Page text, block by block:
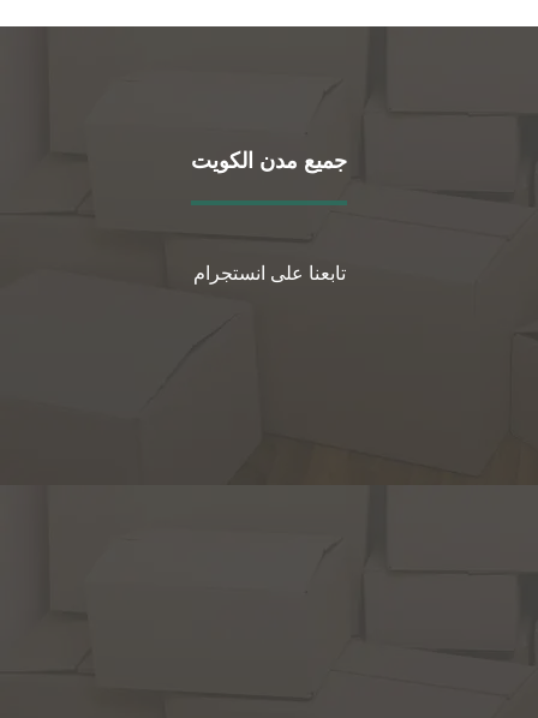
جميع مدن الكويت
تابعنا على انستجرام